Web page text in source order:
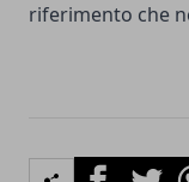
riferimento che
FacebookTwitter